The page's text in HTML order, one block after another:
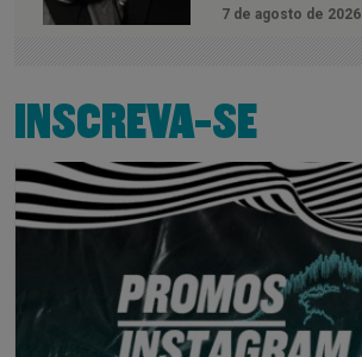
7 de agosto de 2026
INSCREVA-SE